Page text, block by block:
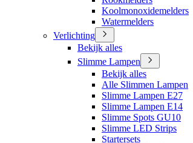
Koolmonoxidemelders
Watermelders
Verlichting
Bekijk alles
Slimme Lampen
Bekijk alles
Alle Slimmen Lampen
Slimme Lampen E27
Slimme Lampen E14
Slimme Spots GU10
Slimme LED Strips
Startersets